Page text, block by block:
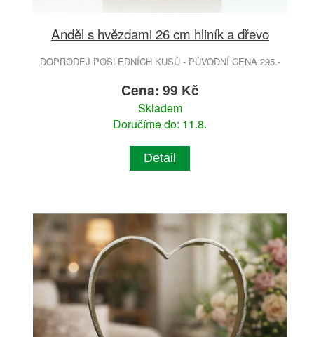
Anděl s hvězdami 26 cm hliník a dřevo
DOPRODEJ POSLEDNÍCH KUSŮ - PŮVODNÍ CENA 295.-
Cena: 99 Kč
Skladem
Doručíme do: 11.8.
Detail